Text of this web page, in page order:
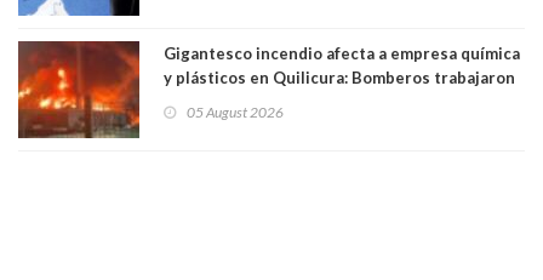
Gigantesco incendio afecta a empresa química
y plásticos en Quilicura: Bomberos trabajaron
05 August 2026